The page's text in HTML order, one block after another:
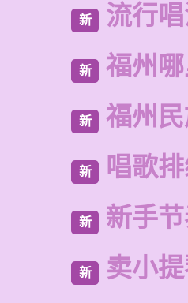
新 流行
新 福州
新 福州
新 唱歌
新 新手
新 卖小